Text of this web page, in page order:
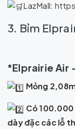
LazMall:
3. Bỉm
*Elprairie Air
Mỏng
Có
dày đặc các lỗ